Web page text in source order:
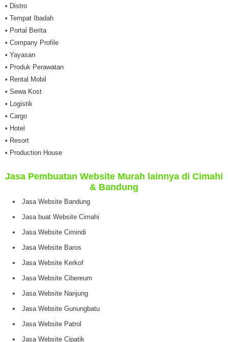
• Distro
• Tempat Ibadah
• Portal Berita
• Company Profile
• Yayasan
• Produk Perawatan
• Rental Mobil
• Sewa Kost
• Logistik
• Cargo
• Hotel
• Resort
• Production House
Jasa Pembuatan Website Murah lainnya di Cimahi
& Bandung
Jasa Website Bandung
Jasa buat Website Cimahi
Jasa Website Cimindi
Jasa Website Baros
Jasa Website Kerkof
Jasa Website Cibereum
Jasa Website Nanjung
Jasa Website Gunungbatu
Jasa Website Patrol
Jasa Website Cipatik